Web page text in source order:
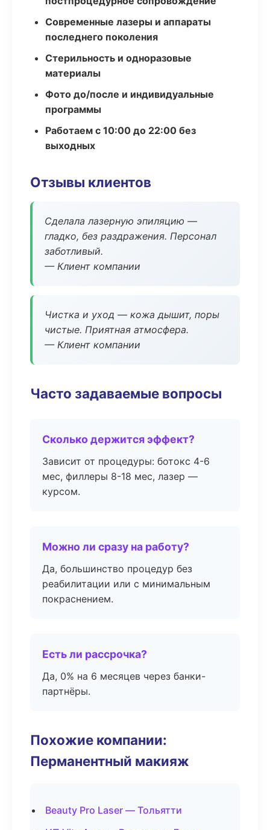
Современные лазеры и аппараты
последнего поколения
Стерильность и одноразовые
материалы
Фото до/после и индивидуальные
программы
Работаем с 10:00 до 22:00 без
выходных
Отзывы клиентов
Сделала лазерную эпиляцию —
гладко, без раздражения. Персонал
заботливый.
— Клиент компании
Чистка и уход — кожа дышит, поры
чистые. Приятная атмосфера.
— Клиент компании
Часто задаваемые вопросы
Сколько держится эффект?
Зависит от процедуры: ботокс 4-6
мес, филлеры 8-18 мес, лазер —
курсом.
Можно ли сразу на работу?
Да, большинство процедур без
реабилитации или с минимальным
покраснением.
Есть ли рассрочка?
Да, 0% на 6 месяцев через банки-
партнёры.
Похожие компании:
Перманентный макияж
Beauty Pro Laser — Тольятти